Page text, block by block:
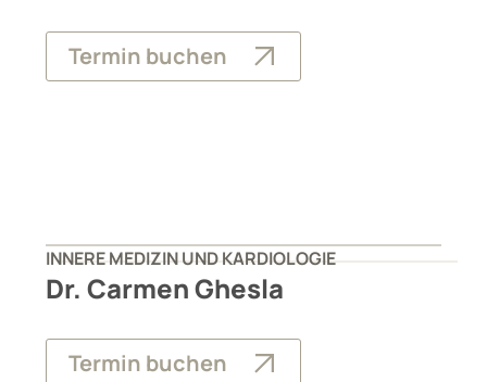
Termin buchen
INNERE MEDIZIN UND KARDIOLOGIE
Dr. Carmen Ghesla
Termin buchen